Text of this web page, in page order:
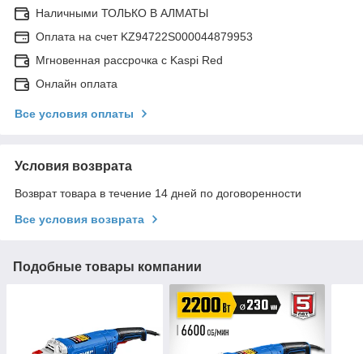
Наличными ТОЛЬКО В АЛМАТЫ
Оплата на счет KZ94722S000044879953
Мгновенная рассрочка с Kaspi Red
Онлайн оплата
Все условия оплаты
Условия возврата
Возврат товара в течение 14 дней по договоренности
Все условия возврата
Подобные товары компании